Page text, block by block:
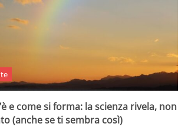
e come si forma: la scienza rivela, non
(anche se ti sembra così)